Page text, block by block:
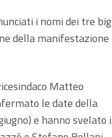
i nomi dei tre big
della manifestazione
Matteo
le date della
e hanno svelato i